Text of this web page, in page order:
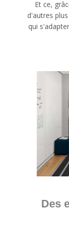
Et ce,
d'autres
qui
Des